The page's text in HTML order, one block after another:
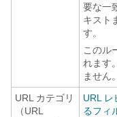
要な一
キスト
す。
このル
れます
ません。
URL カテゴリ
（URL
URL レ
るフィ